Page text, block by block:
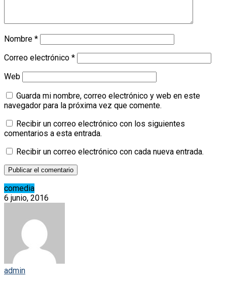
Nombre *
Correo electrónico *
Web
Guarda mi nombre, correo electrónico y web en este
navegador para la próxima vez que comente.
Recibir un correo electrónico con los siguientes
comentarios a esta entrada.
Recibir un correo electrónico con cada nueva entrada.
comedia
6 junio, 2016
admin